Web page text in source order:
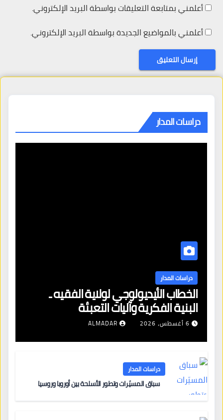
أعلمني بمتابعة التعليقات بواسطة البريد الإلكتروني.
أعلمني بالمواضيع الجديدة بواسطة البريد الإلكتروني.
دراسات المدار
دراسات المدار
الخطاب الأيديولوجي لولاية الفقيه ـ
البنية الفكرية وآليات التعبئة
6 أغسطس، 2026 ALMADAR
دراسات المدار
سباق المسيّرات وتطور الأسلحة بين أوروبا وروسيا